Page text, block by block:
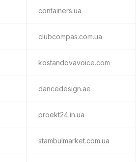
containers.ua
clubcompas.com.ua
kostandovavoice.com
dancedesign.ae
proekt24.in.ua
stambulmarket.com.ua